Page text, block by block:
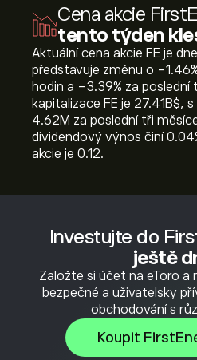
Investujte do
ještě
Založte si účet na eToro a
bezpečné a uživatelsky
obchodování s
Koupit
Cena akcie
tento týden
Aktuální cena akcie FE je
představuje změnu o ‎-
hodin a ‎-3.39‎% za poslední
kapitalizace FE je 27.41B‎$‎,
4.62M za poslední tři
dividendový výnos činí
akcie je 0.12.